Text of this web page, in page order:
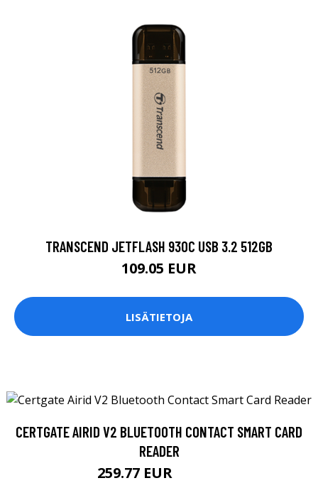
TRANSCEND JETFLASH 930C USB 3.2 512GB
109.05 EUR
LISÄTIETOJA
CERTGATE AIRID V2 BLUETOOTH CONTACT SMART CARD
READER
259.77 EUR